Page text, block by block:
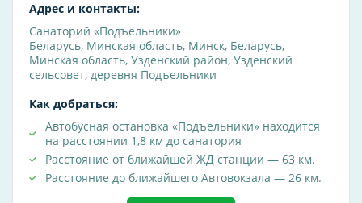
Электрофорез
Амплипульстерапия
Интерференцтерапия
Электроанальгезия
Электростимуляция
Электрофорез лекарственный
Адрес и контакты:
Санаторий «Подъельники»
Беларусь, Минская область, Минск, Беларусь,
Минская область, Узденский район, Узденский
сельсовет, деревня Подъельники
Как добраться:
Автобусная остановка «Подъельники» находится
на расстоянии 1,8 км до санатория
Расстояние от ближайшей ЖД станции — 63 км.
Расстояние до ближайшего Автовокзала — 26 км.